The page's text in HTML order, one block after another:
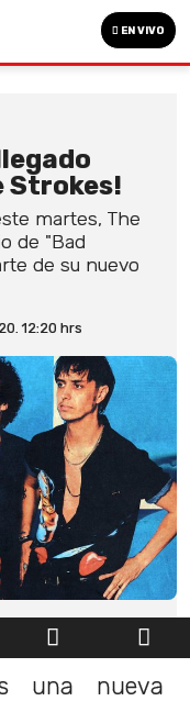
EN VIVO
Strokes!
martes, The
de "Bad
de su nuevo
12:20 hrs
una nueva